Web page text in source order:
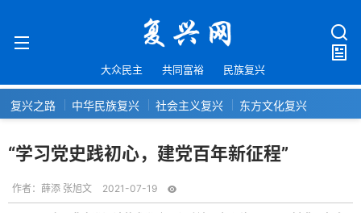
大众民主 共同富裕 民族复兴
复兴之路 中华民族复兴 社会主义复兴 东方文化复兴
“学习党史践初心，建党百年新征程”
作者： 薛添 张旭文 2021-07-19